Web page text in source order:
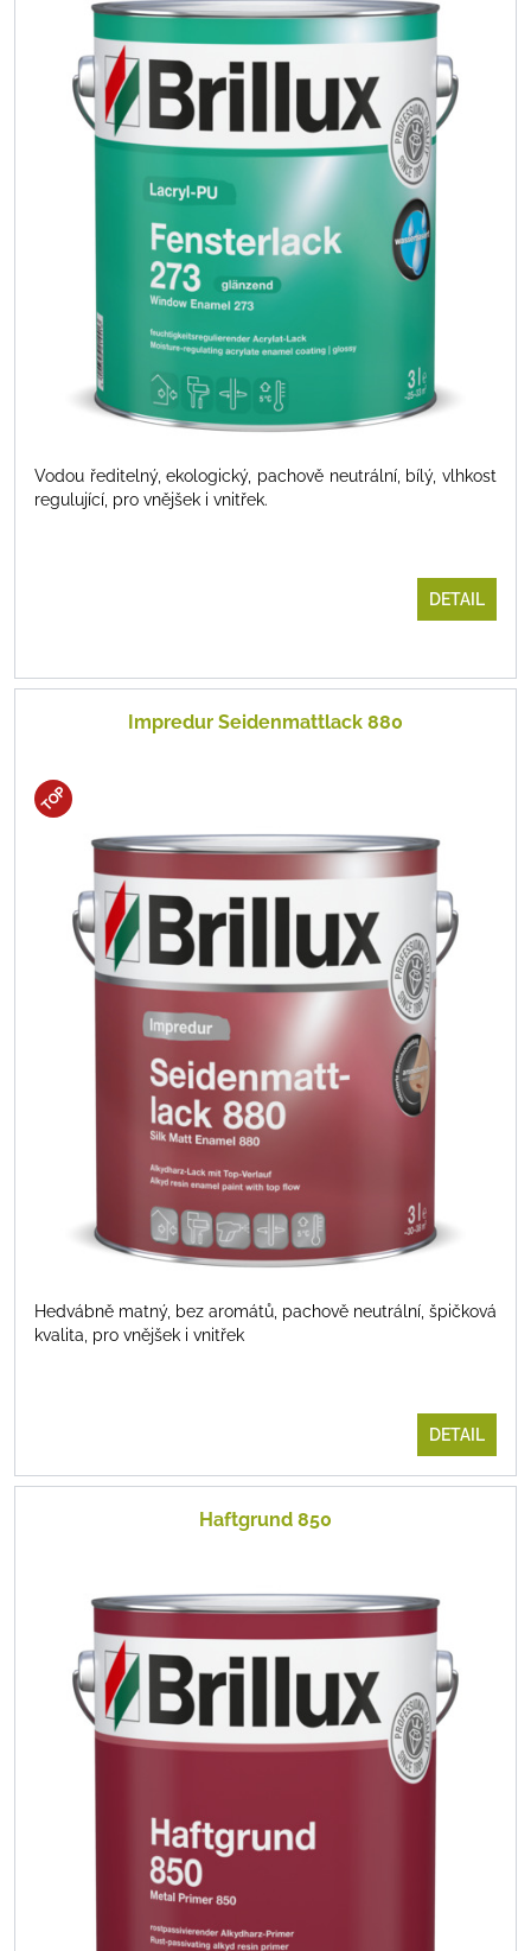
Vodou ředitelný, ekologický, pachově neutrální, bílý, vlhkost
regulující, pro vnějšek i vnitřek.
DETAIL
Impredur Seidenmattlack 880
TOP
Hedvábně matný, bez aromátů, pachově neutrální, špičková
kvalita, pro vnějšek i vnitřek
DETAIL
Haftgrund 850